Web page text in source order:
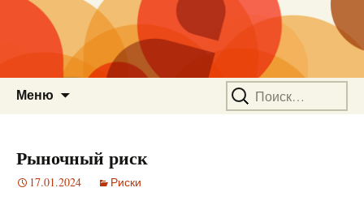
Меню Найти:
Рыночный риск
17.01.2024 Риски